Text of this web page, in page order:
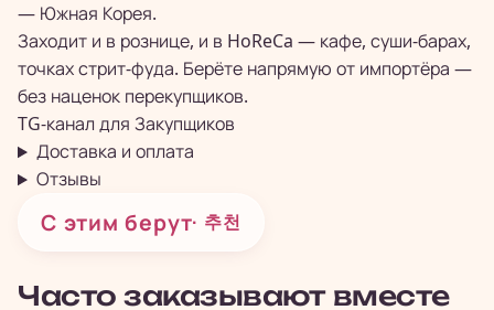
— Южная Корея.
Заходит и в рознице, и в HoReCa — кафе, суши-барах,
точках стрит-фуда. Берёте напрямую от импортёра —
без наценок перекупщиков.
TG-канал для Закупщиков
Доставка и оплата
Отзывы
С этим берут· 추천
Часто заказывают вместе